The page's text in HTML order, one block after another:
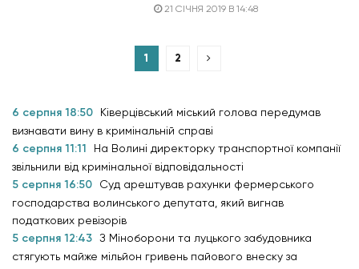
21 СІЧНЯ 2019 В 14:48
1 2
6 серпня 18:50
Ківерцівський міський голова передумав
визнавати вину в кримінальній справі
6 серпня 11:11
На Волині директорку транспортної компанії
звільнили від кримінальної відповідальності
5 серпня 16:50
Суд арештував рахунки фермерського
господарства волинського депутата, який вигнав
податкових ревізорів
5 серпня 12:43 З Міноборони та луцького забудовника
стягують майже мільйон гривень пайового внеску за